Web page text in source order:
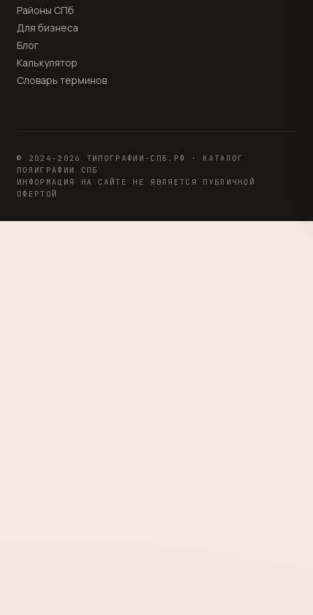
Районы СПб
Для бизнеса
Блог
Калькулятор
Словарь терминов
© 2024-2026 ТИПОГРАФИИ-СПБ.РФ · КАТАЛОГ
ПОЛИГРАФИИ СПБ
ИНФОРМАЦИЯ НА САЙТЕ НЕ ЯВЛЯЕТСЯ ПУБЛИЧНОЙ
ОФЕРТОЙ